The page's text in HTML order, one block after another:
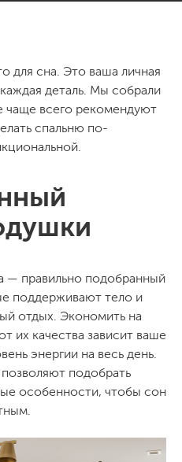
для сна. Это ваша личная
деталь. Мы собрали
чаще всего рекомендуют
спальню по-
— правильно подобранный
поддерживают тело и
отдых. Экономить на
их качества зависит ваше
энергии на весь день.
подобрать
особенности, чтобы сон